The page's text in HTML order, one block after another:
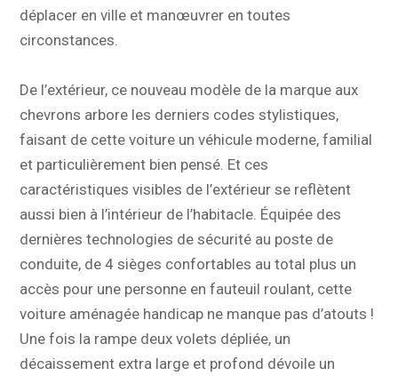
déplacer en ville et manœuvrer en toutes
circonstances.
De l’extérieur, ce nouveau modèle de la marque aux
chevrons arbore les derniers codes stylistiques,
faisant de cette voiture un véhicule moderne, familial
et particulièrement bien pensé. Et ces
caractéristiques visibles de l’extérieur se reflètent
aussi bien à l’intérieur de l’habitacle. Équipée des
dernières technologies de sécurité au poste de
conduite, de 4 sièges confortables au total plus un
accès pour une personne en fauteuil roulant, cette
voiture aménagée handicap ne manque pas d’atouts !
Une fois la rampe deux volets dépliée, un
décaissement extra large et profond dévoile un